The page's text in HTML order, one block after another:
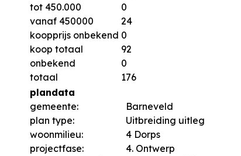
tot 450.000
0
vanaf 450000
24
koopprijs onbekend 0
koop totaal
92
onbekend
0
totaal
176
plandata
gemeente:
Barneveld
plan type:
Uitbreiding uitleg
woonmilieu:
4 Dorps
projectfase:
4. Ontwerp